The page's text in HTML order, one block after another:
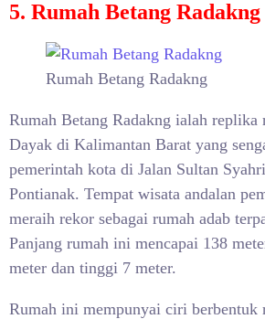
5. Rumah Betang Radakng
Rumah Betang Radakng
Rumah Betang Radakng ialah replika
Dayak di Kalimantan Barat yang
pemerintah kota di Jalan Sultan
Pontianak. Tempat wisata andalan
meraih rekor sebagai rumah adab
Panjang rumah ini mencapai 138
meter dan tinggi 7 meter.
Rumah ini mempunyai ciri berbentuk